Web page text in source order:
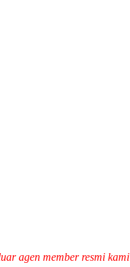
agen member resmi kami